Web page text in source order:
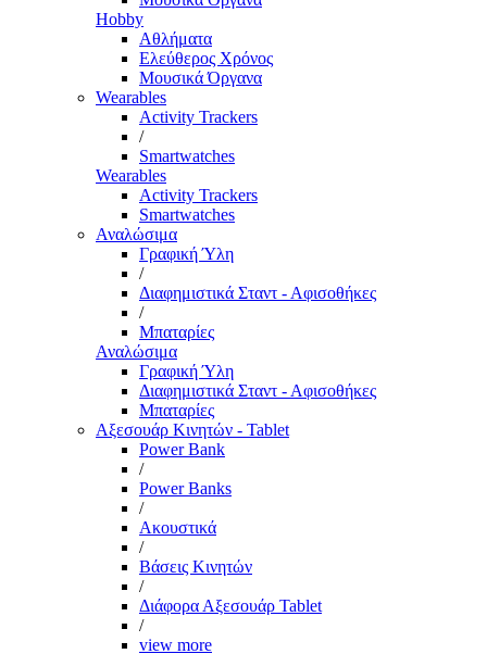
Hobby
Αθλήματα
Ελεύθερος Χρόνος
Μουσικά Όργανα
Wearables
Activity Trackers
/
Smartwatches
Wearables
Activity Trackers
Smartwatches
Αναλώσιμα
Γραφική Ύλη
/
Διαφημιστικά Σταντ - Αφισοθήκες
/
Μπαταρίες
Αναλώσιμα
Γραφική Ύλη
Διαφημιστικά Σταντ - Αφισοθήκες
Μπαταρίες
Αξεσουάρ Κινητών - Tablet
Power Bank
/
Power Banks
/
Ακουστικά
/
Βάσεις Κινητών
/
Διάφορα Αξεσουάρ Tablet
/
view more